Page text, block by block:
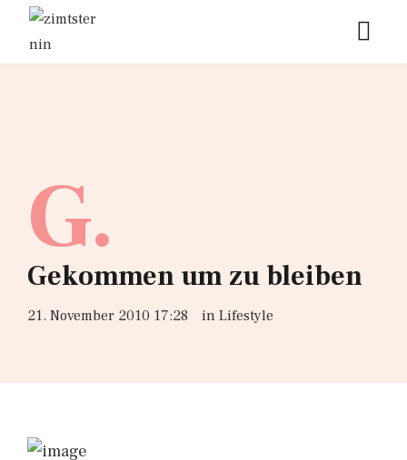
G.
Gekommen um zu bleiben
21. November 2010 17:28 in Lifestyle